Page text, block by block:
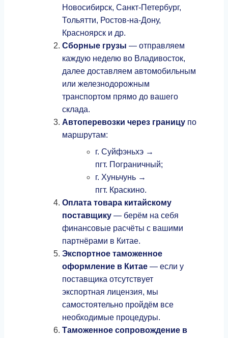
Новосибирск, Санкт‑Петербург,
Тольятти, Ростов‑на‑Дону,
Красноярск и др.
Сборные грузы — отправляем
каждую неделю во Владивосток,
далее доставляем автомобильным
или железнодорожным
транспортом прямо до вашего
склада.
Автоперевозки через границу по
маршрутам:
г. Суйфэньхэ →
пгт. Пограничный;
г. Хуньчунь →
пгт. Краскино.
Оплата товара китайскому
поставщику — берём на себя
финансовые расчёты с вашими
партнёрами в Китае.
Экспортное таможенное
оформление в Китае — если у
поставщика отсутствует
экспортная лицензия, мы
самостоятельно пройдём все
необходимые процедуры.
Таможенное сопровождение в